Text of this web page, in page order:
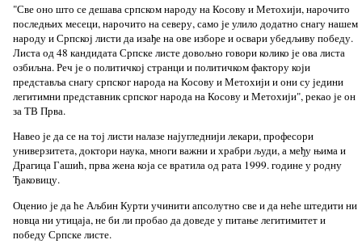
"Све оно што се дешава српском народу на Косову и Метохији, нарочито
последњих месеци, нарочито на северу, само је улило додатно снагу нашем
народу и Српској листи да изађе на ове изборе и освари убедљиву победу.
Листа од 48 кандидата Српске листе довољно говори колико је ова листа
озбиљна. Реч је о политичкој странци и политичком фактору који
представља снагу српског народа на Косову и Метохији и они су једини
легитимни представник српског народа на Косову и Метохији", рекао је он
за ТВ Прва.
Навео је да се на тој листи налазе најугледнији лекари, професори
универзитета, доктори наука, многи важни и храбри људи, а међу њима и
Драгица Гашић, прва жена која се вратила од рата 1999. године у родну
Ђаковицу.
Оценио је да ће Аљбин Курти учинити апсолутно све и да неће штедити ни
новца ни утицаја, не би ли пробао да доведе у питање легитимитет и
победу Српске листе.